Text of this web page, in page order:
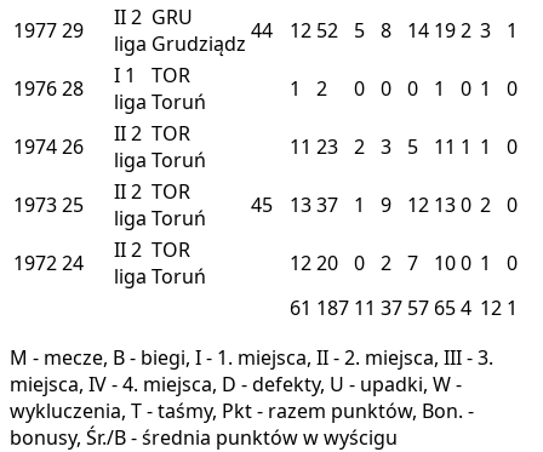
197729 II2
liga
GRU
Grudziądz 44 12 52 5 8 14 192 3 1
197628 I 1
liga
TOR
Toruń
1 2 0 0 0 1 0 1 0
197426 II2
liga
TOR
Toruń
11 23 2 3 5 11 1 1 0
197325 II2
liga
TOR
Toruń
45 1337 1 9 12 130 2 0
197224 II2
liga
TOR
Toruń
1220 0 2 7 100 1
0
61 187 11 37 57 654 12 1
M - mecze, B - biegi, I - 1. miejsca, II - 2. miejsca, III - 3.
miejsca, IV - 4. miejsca, D - defekty, U - upadki, W -
wykluczenia, T - taśmy, Pkt - razem punktów, Bon. -
bonusy, Śr./B - średnia punktów w wyścigu